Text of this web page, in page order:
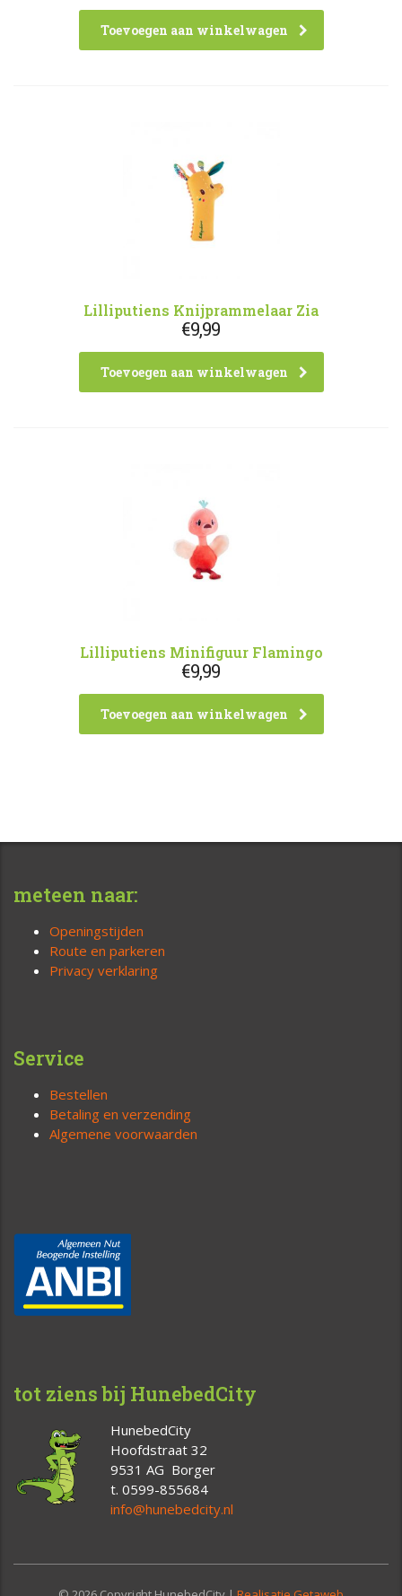
Toevoegen aan winkelwagen
Lilliputiens Knijprammelaar Zia
€9,99
Toevoegen aan winkelwagen
Lilliputiens Minifiguur Flamingo
€9,99
Toevoegen aan winkelwagen
meteen naar:
Openingstijden
Route en parkeren
Privacy verklaring
Service
Bestellen
Betaling en verzending
Algemene voorwaarden
tot ziens bij HunebedCity
HunebedCity
Hoofdstraat 32
9531 AG Borger
t. 0599-855684
info@hunebedcity.nl